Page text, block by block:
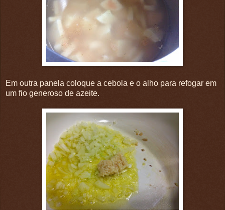
Em outra panela coloque a cebola e o alho para refogar em
um fio generoso de azeite.